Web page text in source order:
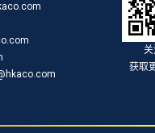
获取